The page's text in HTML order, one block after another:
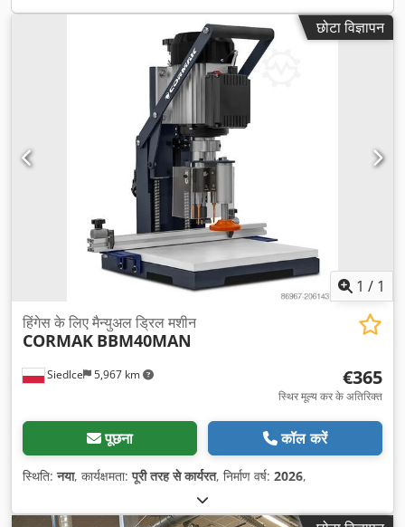
छोटा विज्ञापन
1 / 1
Siedlce 5,967 km
हिंगेस के लिए मैन्युअल ड्रिल मशीन
CORMAK BBM40MAN
€365
स्थिर मूल्य कर के अतिरिक्त
पूछना कॉल करें
स्थिति:नया, कार्यक्षमता:पूरी तरह से कार्यरत, निर्माण वर्ष: 2026,